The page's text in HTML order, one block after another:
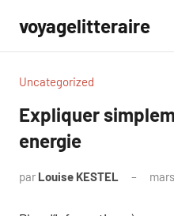
contenu
voyagelitteraire
Uncategorized
Expliquer
energie
par Louise KESTEL